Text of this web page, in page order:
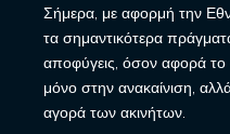
Σήμερα, με αφορμή την
τα σημαντικότερα
αποφύγεις, όσον αφορά το
μόνο στην ανακαίνιση,
αγορά των ακινήτων.